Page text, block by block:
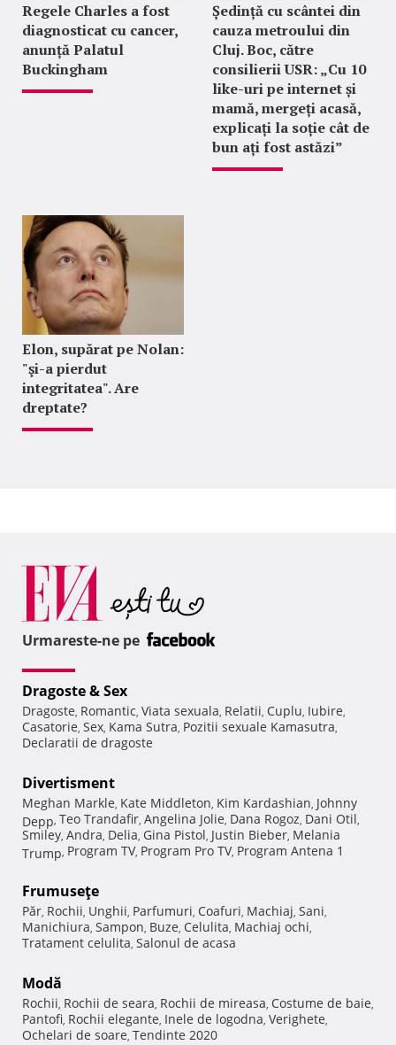
Regele Charles a fost
diagnosticat cu cancer,
anunță Palatul
Buckingham
Ședință cu scântei din
cauza metroului din
Cluj. Boc, către
consilierii USR: „Cu 10
like-uri pe internet și
mamă, mergeți acasă,
explicați la soție cât de
bun ați fost astăzi”
Elon, supărat pe Nolan:
"şi-a pierdut
integritatea". Are
dreptate?
Urmareste-ne pe
Dragoste & Sex
Dragoste, Romantic, Viata sexuala, Relatii, Cuplu, Iubire,
Casatorie, Sex, Kama Sutra, Pozitii sexuale Kamasutra,
Declaratii de dragoste
Divertisment
Meghan Markle, Kate Middleton, Kim Kardashian, Johnny
Depp, Teo Trandafir, Angelina Jolie, Dana Rogoz, Dani Otil,
Smiley, Andra, Delia, Gina Pistol, Justin Bieber, Melania
Trump, Program TV, Program Pro TV, Program Antena 1
Frumuseţe
Păr, Rochii, Unghii, Parfumuri, Coafuri, Machiaj, Sani,
Manichiura, Sampon, Buze, Celulita, Machiaj ochi,
Tratament celulita, Salonul de acasa
Modă
Rochii, Rochii de seara, Rochii de mireasa, Costume de baie,
Pantofi, Rochii elegante, Inele de logodna, Verighete,
Ochelari de soare, Tendinte 2020